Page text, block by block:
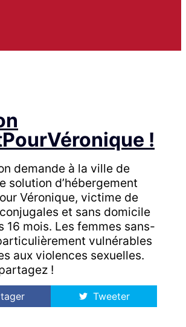
!
demande à la ville de
solution d’hébergement
Véronique, victime de
et sans domicile
16 mois. Les femmes sans-
vulnérables
aux violences sexuelles.
!
Tweeter